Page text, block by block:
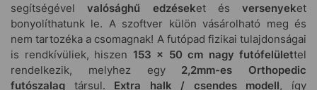
segítségévelvalósághű edzéseket és versenyeket
bonyolíthatunk le. A szoftver külön vásárolható meg és
nem tartozéka a csomagnak! A futópad fizikai tulajdonságai
is rendkívüliek, hiszen 153 x 50 cm nagy futófelülettel
rendelkezik, melyhez egy 2,2mm-es Orthopedic
futószalag társul. Extra halk / csendes modell, így